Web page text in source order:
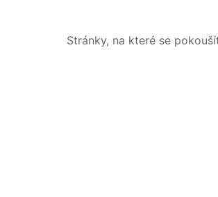
Stránky, na které se